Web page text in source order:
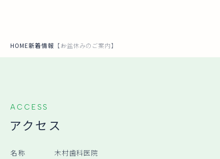
HOME新着情報 【お盆休みのご案内】
ACCESS
アクセス
名称 木村歯科医院